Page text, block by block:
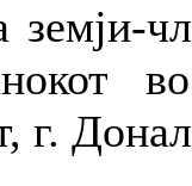
земји-
г.